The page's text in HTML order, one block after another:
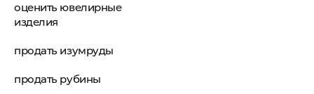
оценить ювелирные
изделия
продать изумруды
продать рубины